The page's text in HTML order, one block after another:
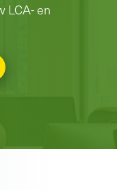
LCA- en